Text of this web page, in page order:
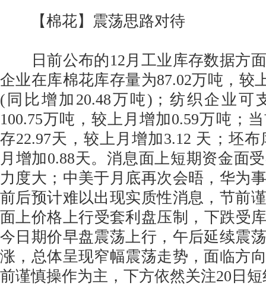
【棉花】震荡思路对待
日前公布的12月工业库存数据方面
企业在库棉花库存量为87.02万吨，较
(同比增加20.48万吨)；纺织企业可
100.75万吨，较上月增加0.59万吨；
存22.97天，较上月增加3.12 天；坯布
月增加0.88天。消息面上短期资金面
力度大；中美于月底再次会晤，华为
前后预计难以出现实质性消息，节前
面上价格上行受套利盘压制，下跌受
今日期价早盘震荡上行，午后延续震
涨，总体呈现窄幅震荡走势，面临方
前谨慎操作为主，下方依然关注20日